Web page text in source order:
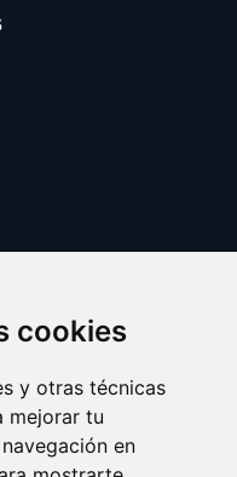
cookies
y otras técnicas
mejorar tu
en